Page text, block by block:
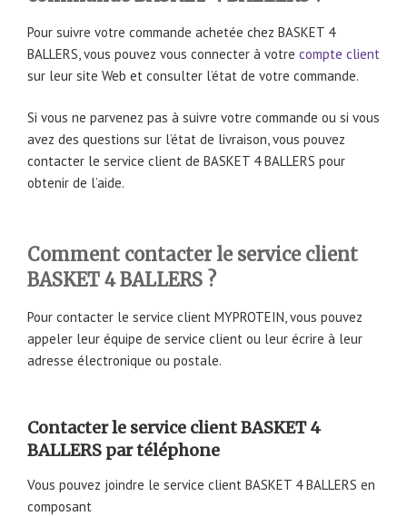
Pour suivre votre commande achetée chez BASKET 4
BALLERS, vous pouvez vous connecter à votre compte client
sur leur site Web et consulter l’état de votre commande.
Si vous ne parvenez pas à suivre votre commande ou si vous
avez des questions sur l’état de livraison, vous pouvez
contacter le service client de BASKET 4 BALLERS pour
obtenir de l’aide.
Comment contacter le service client
BASKET 4 BALLERS ?
Pour contacter le service client MYPROTEIN, vous pouvez
appeler leur équipe de service client ou leur écrire à leur
adresse électronique ou postale.
Contacter le service client BASKET 4
BALLERS par téléphone
Vous pouvez joindre le service client BASKET 4 BALLERS en
composant